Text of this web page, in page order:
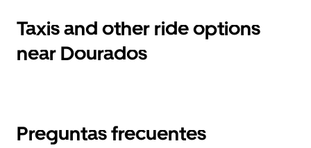
Taxis and other ride options
near Dourados
Preguntas frecuentes